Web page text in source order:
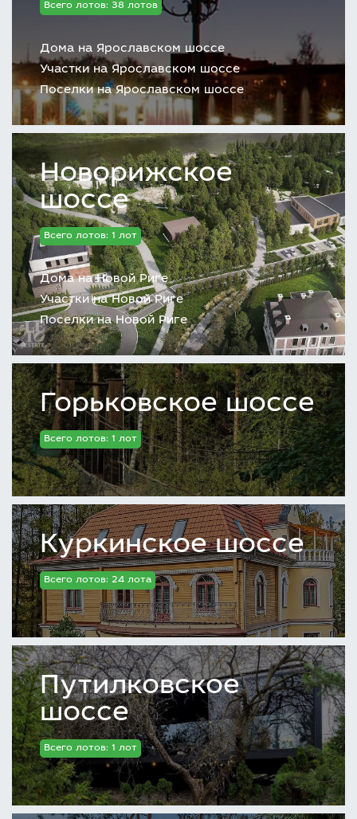
Всего лотов: 38 лотов
Дома на Ярославском шоссе
Участки на Ярославском шоссе
Поселки на Ярославском шоссе
Новорижское
шоссе
Всего лотов: 1 лот
Дома на Новой Риге
Участки на Новой Риге
Поселки на Новой Риге
Горьковское шоссе
Всего лотов: 1 лот
Куркинское шоссе
Всего лотов: 24 лота
Путилковское
шоссе
Всего лотов: 1 лот